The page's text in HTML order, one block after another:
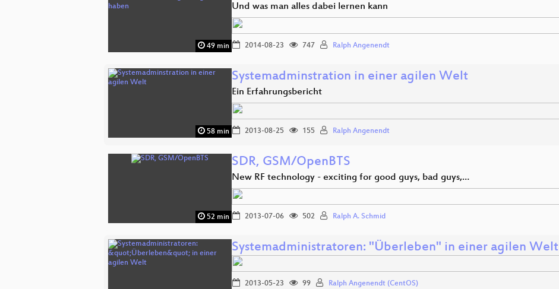
49 min
Und was man alles dabei lernen kann
2014-08-23 747 Ralph Angenendt
58 min
Systemadminstration in einer agilen Welt
Ein Erfahrungsbericht
2013-08-25 155 Ralph Angenendt
52 min
SDR, GSM/OpenBTS
New RF technology - exciting for good guys, bad guys,…
2013-07-06 502 Ralph A. Schmid
Systemadministratoren: "Überleben" in einer agilen Welt
2013-05-23 99 Ralph Angenendt (CentOS)